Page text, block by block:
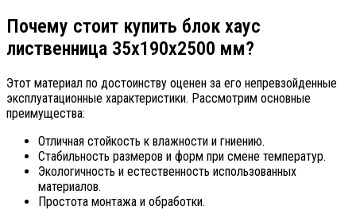
Почему стоит купить блок хаус
лиственница 35х190х2500 мм?
Этот материал по достоинству оценен за его непревзойденные
эксплуатационные характеристики. Рассмотрим основные
преимущества:
Отличная стойкость к влажности и гниению.
Стабильность размеров и форм при смене температур.
Экологичность и естественность использованных
материалов.
Простота монтажа и обработки.